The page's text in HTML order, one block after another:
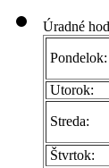
Úradné
Pondelok:
Utorok:
Streda:
Štvrtok: